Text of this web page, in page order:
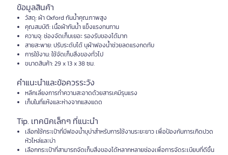
ข้อมูลสินค้า
วัสดุ: ผ้า Oxford กันน้ำคุณภาพสูง
คุณสมบัติ: เนื้อผ้ากันน้ำ แข็งแรงทนทาน
ความจุ: ช่องจัดเก็บเยอะ รองรับของได้มาก
สายสะพาย: ปรับระดับได้ บุผ้าฟองน้ำช่วยลดแรงกดทับ
การใช้งาน: ใช้จัดเก็บสิ่งของทั่วไป
ขนาดสินค้า: 29 x 13 x 38 ซม.
คำแนะนำและข้อควรระวัง
หลีกเลี่ยงการทำความสะอาดด้วยสารเคมีรุนแรง
เก็บในที่แห้งและห่างจากแสงแดด
Tip. เทคนิคเล็กๆ ที่แนะนำ
เลือกใช้กระเป๋าที่มีฟองน้ำบุบ่าสำหรับการใช้งานระยะยาว เพื่อป้องกันการเกิดปวด
หัวไหล่และบ่า
เลือกกระเป๋าที่สามารถจัดเก็บสิ่งของได้หลากหลายช่องเพื่อการจัดระเบียบที่ดีขึ้น